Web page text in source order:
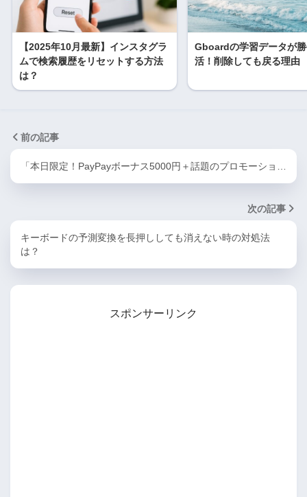
【2025年10月最新】インスタグラ
ムで検索履歴をリセットする方法
は？
Gboardの学習データが
活！削除しても戻る理由
前の記事
「本日限定！PayPayボーナス5000円＋話題のプロモーショ…
次の記事
キーボードの予測変換を長押ししても消えない時の対処法
は？
スポンサーリンク